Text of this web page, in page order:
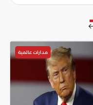
مدارات عالمية